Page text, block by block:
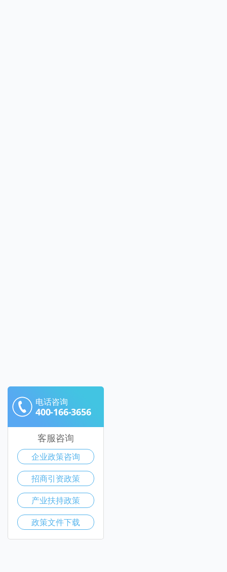
电话咨询
400-166-3656
客服咨询
企业政策咨询
招商引资政策
产业扶持政策
政策文件下载